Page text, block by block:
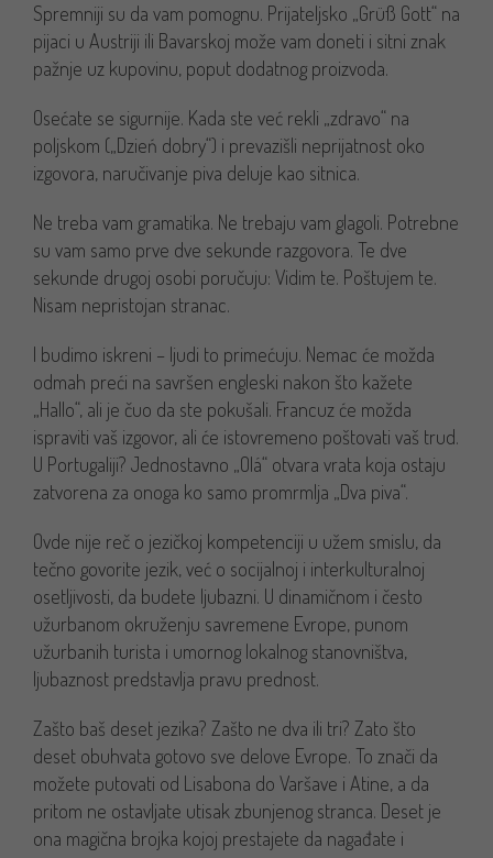
Spremniji su da vam pomognu. Prijateljsko „Grüß Gott“ na
pijaci u Austriji ili Bavarskoj može vam doneti i sitni znak
pažnje uz kupovinu, poput dodatnog proizvoda.
Osećate se sigurnije. Kada ste već rekli „zdravo“ na
poljskom („Dzień dobry“) i prevazišli neprijatnost oko
izgovora, naručivanje piva deluje kao sitnica.
Ne treba vam gramatika. Ne trebaju vam glagoli. Potrebne
su vam samo prve dve sekunde razgovora. Te dve
sekunde drugoj osobi poručuju: Vidim te. Poštujem te.
Nisam nepristojan stranac.
I budimo iskreni – ljudi to primećuju. Nemac će možda
odmah preći na savršen engleski nakon što kažete
„Hallo“, ali je čuo da ste pokušali. Francuz će možda
ispraviti vaš izgovor, ali će istovremeno poštovati vaš trud.
U Portugaliji? Jednostavno „Olá“ otvara vrata koja ostaju
zatvorena za onoga ko samo promrmlja „Dva piva“.
Ovde nije reč o jezičkoj kompetenciji u užem smislu, da
tečno govorite jezik, već o socijalnoj i interkulturalnoj
osetljivosti, da budete ljubazni. U dinamičnom i često
užurbanom okruženju savremene Evrope, punom
užurbanih turista i umornog lokalnog stanovništva,
ljubaznost predstavlja pravu prednost.
Zašto baš deset jezika? Zašto ne dva ili tri? Zato što
deset obuhvata gotovo sve delove Evrope. To znači da
možete putovati od Lisabona do Varšave i Atine, a da
pritom ne ostavljate utisak zbunjenog stranca. Deset je
ona magična brojka kojoj prestajete da nagađate i